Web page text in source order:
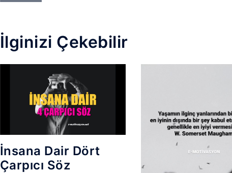
İlginizi Çekebilir
İnsana Dair Dört
Çarpıcı Söz